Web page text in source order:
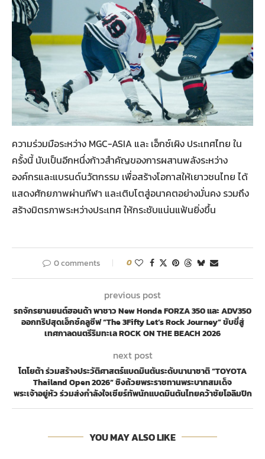
ความร่วมมือระหว่าง MGC-ASIA และ เอ็กซ์เผิง ประเทศไทย ใน
ครั้งนี้ นับเป็นอีกหนึ่งก้าวสำคัญของการผสานพลังระหว่าง
องค์กรและแบรนด์นวัตกรรม เพื่อสร้างโอกาสให้เยาวชนไทย ได้
แสดงศักยภาพผ่านกีฬา และเติบโตสู่อนาคตอย่างมั่นคง รวมถึง
สร้างมิตรภาพระหว่างประเทศ ให้กระชับแน่นแฟ้นยิ่งขึ้น
0 comments 0
previous post
รถจักรยานยนต์ฮอนด้า พาชาว New Honda FORZA 350 และ ADV350
ออกทริปสุดเอ็กซ์คลูซีฟ “The 3Fifty Let’s Rock Journey” ขับขี่สู่
เทศกาลดนตรีริมทะเล ROCK ON THE BEACH 2026
next post
โตโยต้า ร่วมสร้างประวัติศาสตร์แบดมินตันระดับนานาชาติ “TOYOTA
Thailand Open 2026” ชิงถ้วยพระราชทานพระบาทสมเด็จ
พระเจ้าอยู่หัว ร่วมส่งกำลังใจเชียร์ทัพนักแบดมินตันไทยคว้าชัยโอลิมปิก
YOU MAY ALSO LIKE